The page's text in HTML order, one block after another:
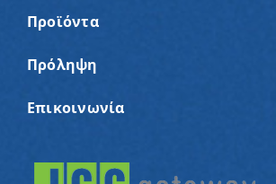
Προϊόντα
Πρόληψη
Επικοινωνία